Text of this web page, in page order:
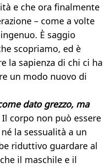
e che ora finalmente
– come a volte
È saggio
scopriamo, ed è
la sapienza di chi ci ha
un modo nuovo di
dato grezzo, ma
Il corpo non può essere
la sessualità a un
riduttivo guardare al
il maschile e il